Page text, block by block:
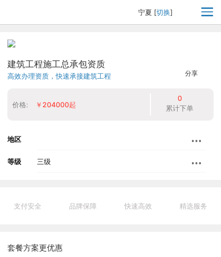
宁夏 [切换]
分享
建筑工程施工总承包资质
高效办理资质，快速承接建筑工程
价格: ￥204000起
0
累计下单
地区
等级 三级
支付安全 品牌保障 快速高效 精选服务
套餐方案更优惠